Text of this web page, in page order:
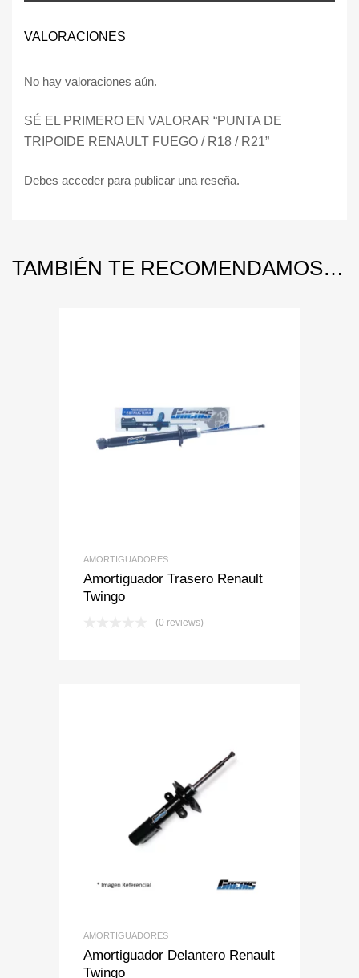
VALORACIONES
No hay valoraciones aún.
SÉ EL PRIMERO EN VALORAR “PUNTA DE
TRIPOIDE RENAULT FUEGO / R18 / R21”
Debes acceder para publicar una reseña.
TAMBIÉN TE RECOMENDAMOS…
Add to Wishlist
Add to Compare
AMORTIGUADORES
Amortiguador Trasero Renault
Twingo
(0 reviews)
Add to Wishlist
Add to Compare
AMORTIGUADORES
Amortiguador Delantero Renault
Twingo